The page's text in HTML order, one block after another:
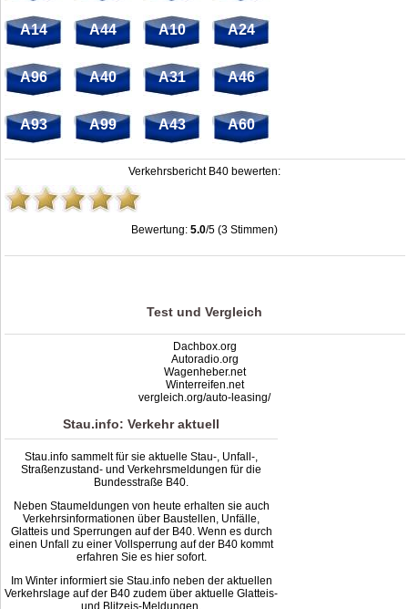
A14 A44 A10 A24
A96 A40 A31 A46
A93 A99 A43 A60
Verkehrsbericht B40 bewerten:
Bewertung:5.0/5 (3 Stimmen)
Stau B40: Unfälle, Sperrung & Baustellen | Staumelder B40 ,5.0out of5based
Test und Vergleich
Dachbox.org
Autoradio.org
Wagenheber.net
Winterreifen.net
vergleich.org/auto-leasing/
Stau.info: Verkehr aktuell
Stau.info sammelt für sie aktuelle Stau-, Unfall-,
Straßenzustand- und Verkehrsmeldungen für die
Bundesstraße B40.
Neben Staumeldungen von heute erhalten sie auch
Verkehrsinformationen über Baustellen, Unfälle,
Glatteis und Sperrungen auf der B40. Wenn es durch
einen Unfall zu einer Vollsperrung auf der B40 kommt
erfahren Sie es hier sofort.
Im Winter informiert sie Stau.info neben der aktuellen
Verkehrslage auf der B40 zudem über aktuelle Glatteis-
und Blitzeis-Meldungen.